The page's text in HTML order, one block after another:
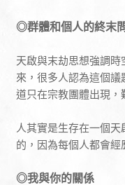
◎群體和個人的終末
天啟與末劫思想強調
來，很多人認為這個
道只在宗教團體出現
人其實是生存在一個
的，因為每個人都會
◎我與你的關係